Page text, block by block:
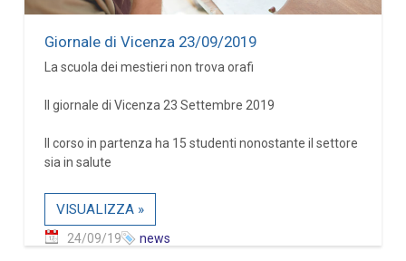
Giornale di Vicenza 23/09/2019
La scuola dei mestieri non trova orafi
Il giornale di Vicenza 23 Settembre 2019
Il corso in partenza ha 15 studenti nonostante il settore
sia in salute
VISUALIZZA »
24/09/19 news